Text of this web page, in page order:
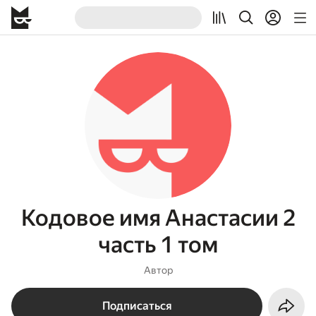
Кодовое имя Анастасии 2
часть 1 том
Автор
Подписаться